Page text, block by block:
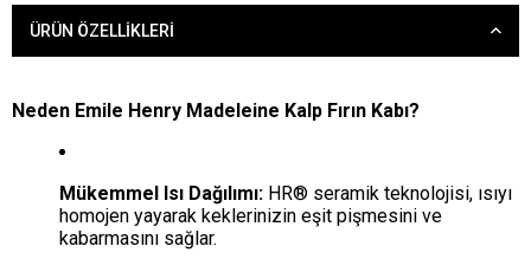
ÜRÜN ÖZELLIKLERI
Neden Emile Henry Madeleine Kalp Fırın Kabı?
Mükemmel Isı Dağılımı: HR® seramik teknolojisi, ısıyı
homojen yayarak keklerinizin eşit pişmesini ve
kabarmasını sağlar.